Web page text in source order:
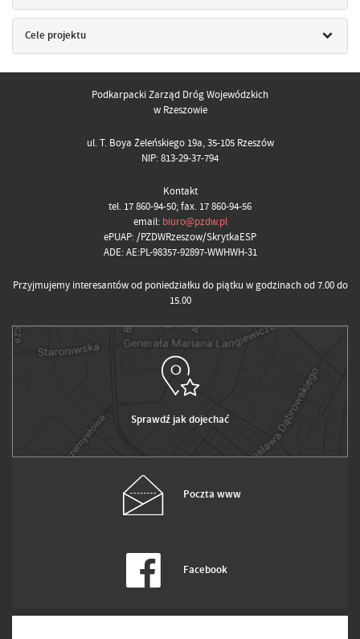
Cele projektu
Podkarpacki Zarząd Dróg Wojewódzkich
w Rzeszowie
ul. T. Boya Żeleńskiego 19a, 35-105 Rzeszów
NIP: 813-29-37-794
Kontakt
tel. 17 860-94-50; fax. 17 860-94-56
email: biuro@pzdw.pl
ePUAP: /PZDWRzeszow/SkrytkaESP
ADE: AE:PL-98357-92897-WWHWH-31
Przyjmujemy interesantów od poniedziałku do piątku w godzinach od 7.00 do
15.00
Sprawdź jak dojechać
Poczta www
Facebook